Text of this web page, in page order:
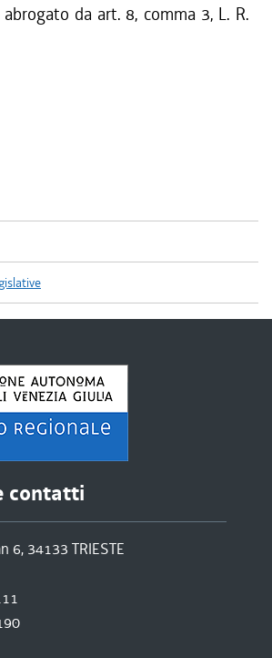
abrogato da art. 8, comma 3, L. R.
contatti
6, 34133 TRIESTE